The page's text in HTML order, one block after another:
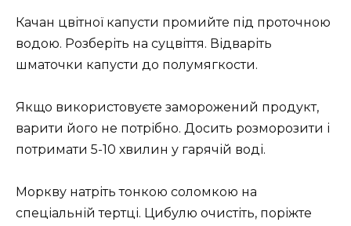
Качан цвітної капусти промийте під проточною
водою. Розберіть на суцвіття. Відваріть
шматочки капусти до полумягкости.
Якщо використовуєте заморожений продукт,
варити його не потрібно. Досить розморозити і
потримати 5-10 хвилин у гарячій воді.
Моркву натріть тонкою соломкою на
спеціальній тертці. Цибулю очистіть, поріжте